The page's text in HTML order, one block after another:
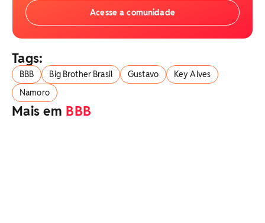
Acesse a comunidade
Tags:
BBB Big Brother Brasil Gustavo
Key Alves
Namoro
Mais em BBB